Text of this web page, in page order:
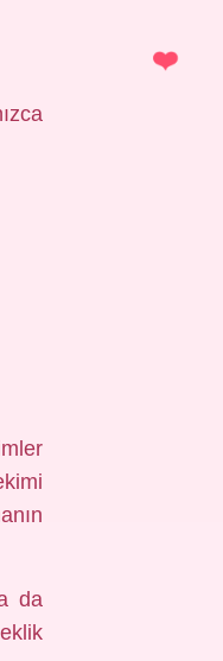
da